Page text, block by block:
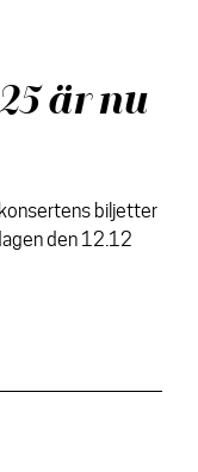
är nu
biljetter
den 12.12